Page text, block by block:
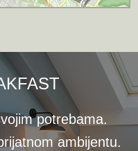
potrebama.
ambijentu.